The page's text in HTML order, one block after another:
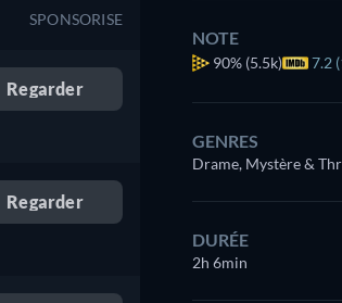
SPONSORISE
Regarder
Regarder
NOTE
90% (5.5k) 7.2
GENRES
Drame, Mystère &
DURÉE
2h 6min